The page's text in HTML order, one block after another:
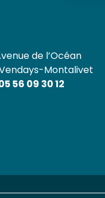
de l’Océan
Montalivet
56 09 30 12